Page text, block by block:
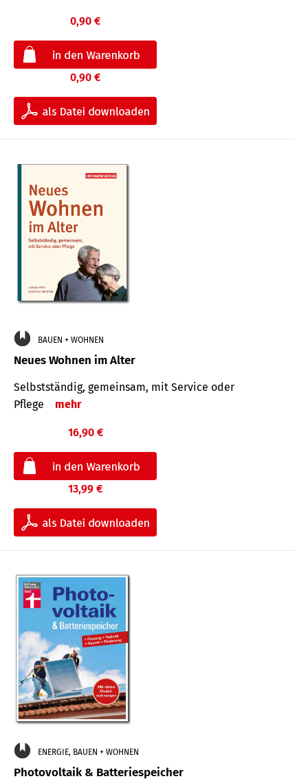
0,90 €
0,90 €
BAUEN + WOHNEN
Neues Wohnen im Alter
Selbstständig, gemeinsam, mit Service oder
Pflege
mehr
16,90 €
13,99 €
ENERGIE, BAUEN + WOHNEN
Photovoltaik & Batteriespeicher